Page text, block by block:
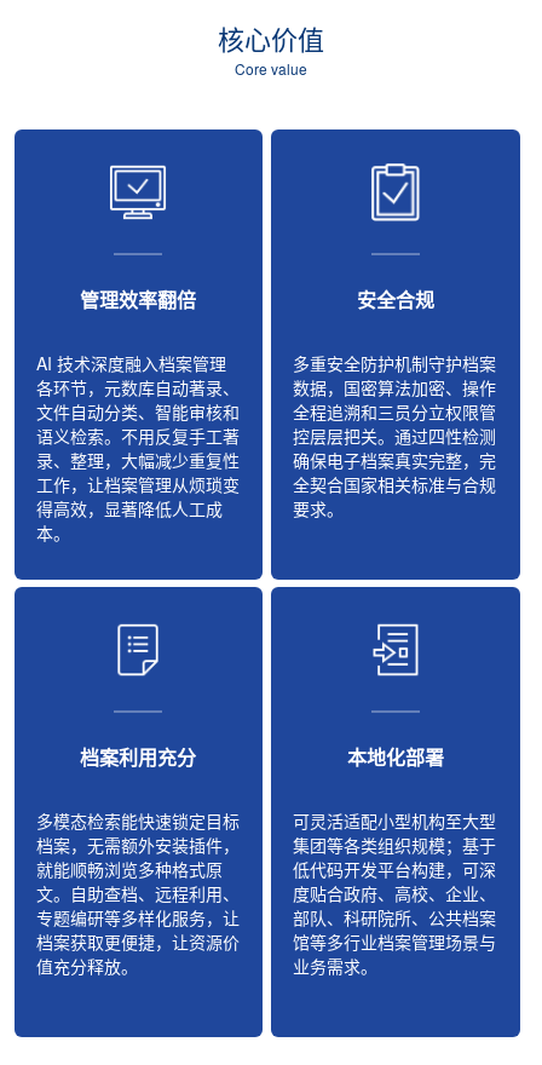
核心价值
Core value
管理效率翻倍
AI 技术深度融入档案管理
各环节，元数库自动著录、
文件自动分类、智能审核和
语义检索。不用反复手工著
录、整理，大幅减少重复性
工作，让档案管理从烦琐变
得高效，显著降低人工成
本。
安全合规
多重安全防护机制守护档案
数据，国密算法加密、操作
全程追溯和三员分立权限管
控层层把关。通过四性检测
确保电子档案真实完整，完
全契合国家相关标准与合规
要求。
档案利用充分
多模态检索能快速锁定目标
档案，无需额外安装插件，
就能顺畅浏览多种格式原
文。自助查档、远程利用、
专题编研等多样化服务，让
档案获取更便捷，让资源价
值充分释放。
本地化部署
可灵活适配小型机构至大型
集团等各类组织规模；基于
低代码开发平台构建，可深
度贴合政府、高校、企业、
部队、科研院所、公共档案
馆等多行业档案管理场景与
业务需求。